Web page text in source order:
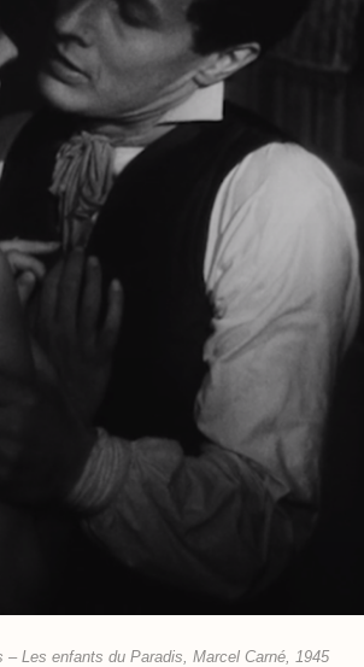
Les enfants du Paradis, Marcel Carné, 1945